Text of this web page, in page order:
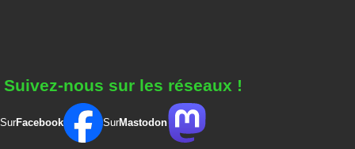
Suivez-nous sur les réseaux !
SurFacebook SurMastodon